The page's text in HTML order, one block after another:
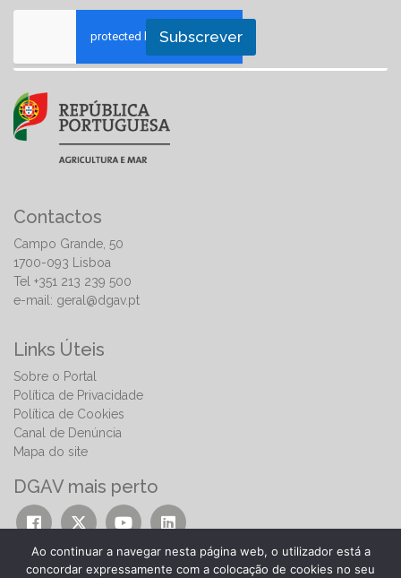
Subscrever
Contactos
Campo Grande, 50
1700-093 Lisboa
Tel +351 213 239 500
e-mail: geral@dgav.pt
Links Úteis
Sobre o Portal
Política de Privacidade
Política de Cookies
Canal de Denúncia
Mapa do site
DGAV mais perto
Ao continuar a navegar nesta página web, o utilizador está a
concordar expressamente com a colocação de cookies no seu